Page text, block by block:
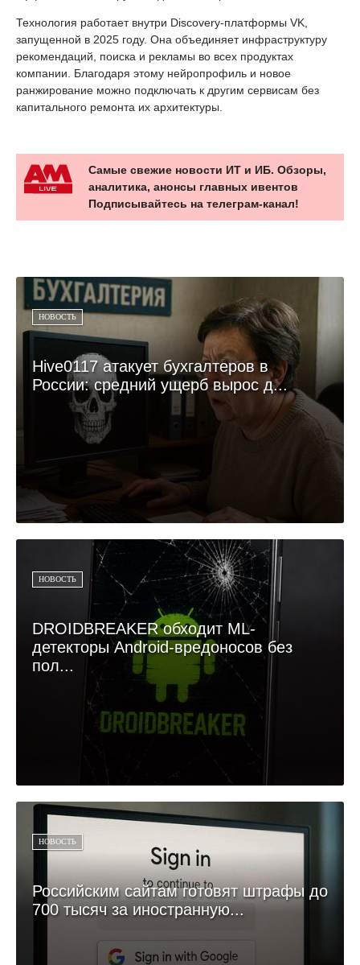
Технология работает внутри Discovery-платформы VK,
запущенной в 2025 году. Она объединяет инфраструктуру
рекомендаций, поиска и рекламы во всех продуктах
компании. Благодаря этому нейропрофиль и новое
ранжирование можно подключать к другим сервисам без
капитального ремонта их архитектуры.
Самые свежие новости ИТ и ИБ. Обзоры,
аналитика, анонсы главных ивентов
Подписывайтесь на телеграм-канал!
НОВОСТЬ
Hive0117 атакует бухгалтеров в
России: средний ущерб вырос д...
НОВОСТЬ
DROIDBREAKER обходит ML-
детекторы Android-вредоносов без
пол...
НОВОСТЬ
Российским сайтам готовят штрафы до
700 тысяч за иностранную...